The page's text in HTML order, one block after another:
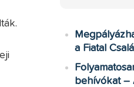
a Fiatal
behívókat –